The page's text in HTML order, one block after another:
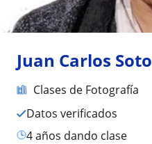
Juan Carlos Soto
Clases de Fotografía
Datos verificados
4 años dando clase